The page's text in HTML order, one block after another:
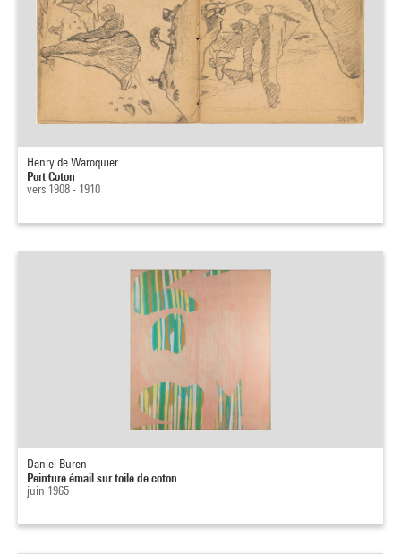
Henry de Waroquier
Port Coton
vers 1908 - 1910
Daniel Buren
Peinture émail sur toile de coton
juin 1965